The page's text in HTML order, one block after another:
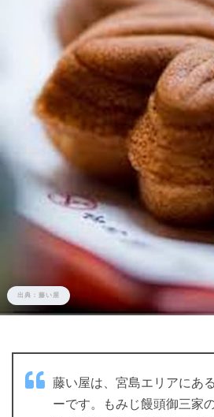
出典： 藤い屋
藤い屋は、宮島エリアにあ
ーです。もみじ饅頭御三家